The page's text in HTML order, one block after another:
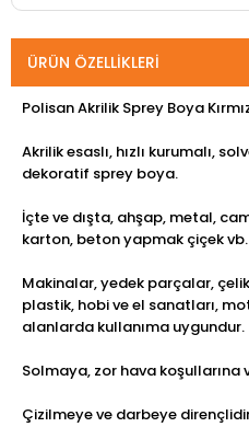
ÜRÜN ÖZELLIKLERI
Polisan Akrilik Sprey Boya
Akrilik esaslı, hızlı kurumalı,
dekoratif sprey boya.
İçte ve dışta, ahşap, metal,
karton, beton yapmak çiçek
Makinalar, yedek parçalar,
plastik, hobi ve el sanatları,
alanlarda kullanıma uygundur.
Solmaya, zor hava koşullarına
Çizilmeye ve darbeye